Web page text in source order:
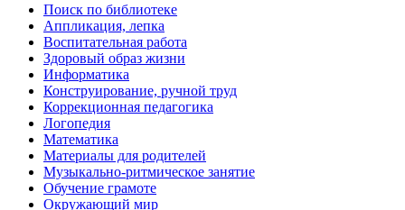
Поиск по библиотеке
Аппликация, лепка
Воспитательная работа
Здоровый образ жизни
Информатика
Конструирование, ручной труд
Коррекционная педагогика
Логопедия
Математика
Материалы для родителей
Музыкально-ритмическое занятие
Обучение грамоте
Окружающий мир